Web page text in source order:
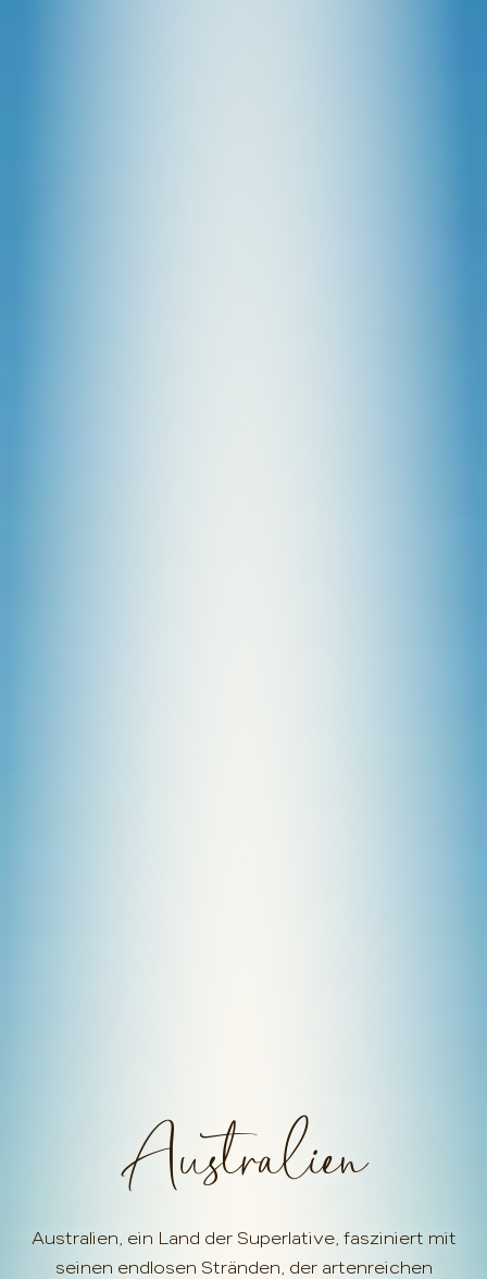
Australien
Australien, ein Land der Superlative, fasziniert mit
seinen endlosen Stränden, der artenreichen